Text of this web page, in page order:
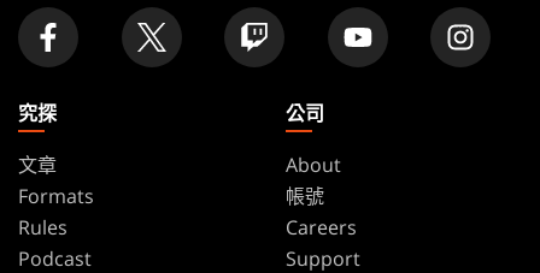
究探
文章
Formats
Rules
Podcast
公司
About
帳號
Careers
Support